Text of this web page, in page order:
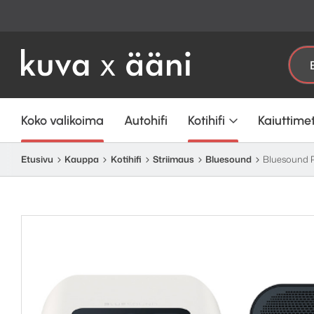
Etsi:
Koko valikoima Autohifi Kotihifi
Etusivu Kauppa Kotihifi Striimaus Bluesound Bluesound